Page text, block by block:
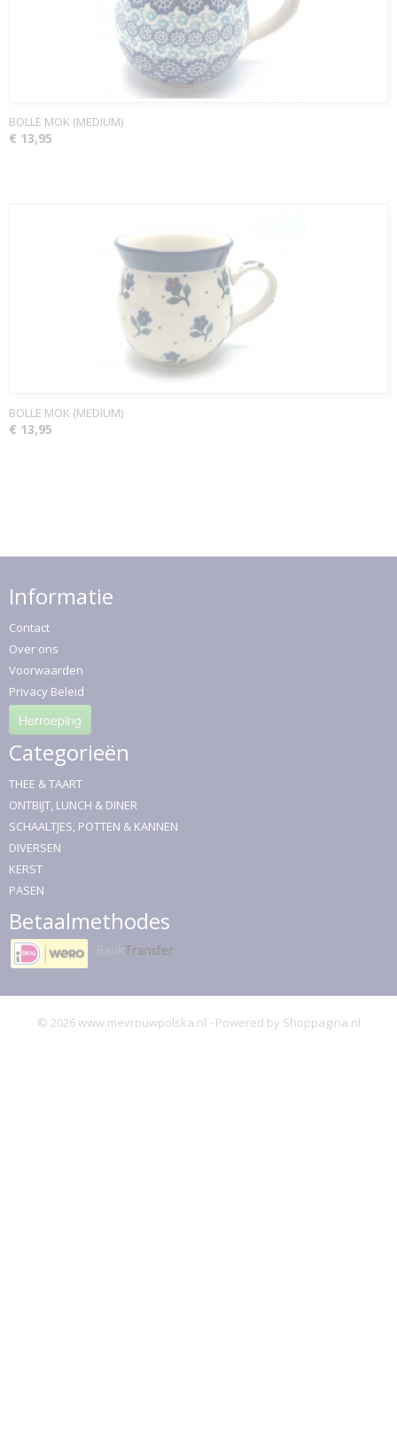
BOLLE MOK (MEDIUM)
€ 13,95
BOLLE MOK (MEDIUM)
€ 13,95
Informatie
Contact
Over ons
Voorwaarden
Privacy Beleid
Herroeping
Categorieën
THEE & TAART
ONTBIJT, LUNCH & DINER
SCHAALTJES, POTTEN & KANNEN
DIVERSEN
KERST
PASEN
Betaalmethodes
© 2026 www.mevrouwpolska.nl - Powered by Shoppagina.nl